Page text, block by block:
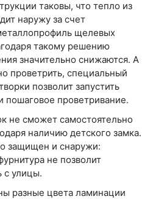
таковы, что тепло из
наружу за счет
щелевых
такому решению
значительно снижаются. А
проветрить, специальный
позволит запустить
проветривание.
не сможет самостоятельно
наличию детского замка.
защищен и снаружи:
не позволит
с улицы.
разные цвета ламинации